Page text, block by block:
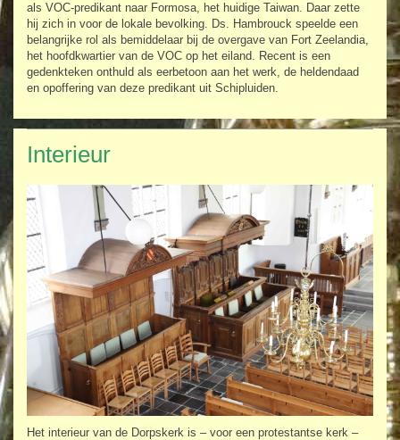
als VOC-predikant naar Formosa, het huidige Taiwan. Daar zette
hij zich in voor de lokale bevolking. Ds. Hambrouck speelde een
belangrijke rol als bemiddelaar bij de overgave van Fort Zeelandia,
het hoofdkwartier van de VOC op het eiland. Recent is een
gedenkteken onthuld als eerbetoon aan het werk, de heldendaad
en opoffering van deze predikant uit Schipluiden.
Interieur
Het interieur van de Dorpskerk is – voor een protestantse kerk –